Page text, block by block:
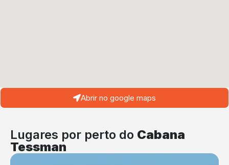
Abrir no google maps
Lugares por perto do Cabana
Tessman